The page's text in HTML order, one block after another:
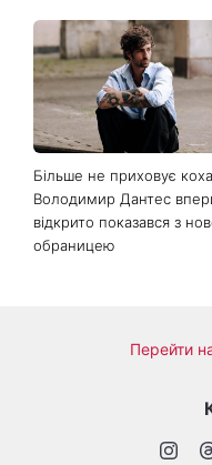
Більше не приховує
Володимир Дантес
відкрито показався з
обраницею
Перейти